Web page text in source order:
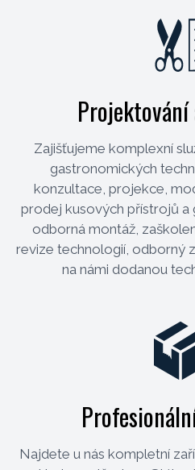
Zajišťujeme komplexní
gastronomických
konzultace, projekce,
prodej kusových přístrojů a
odborná montáž,
revize technologií, odborný
na námi dodanou
Najdete u nás kompletní